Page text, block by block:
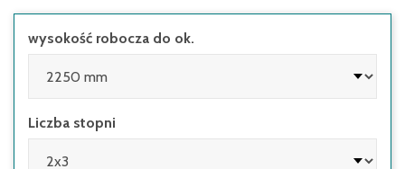
wysokość robocza do ok.
Liczba stopni